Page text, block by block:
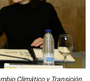
Climático y Transición